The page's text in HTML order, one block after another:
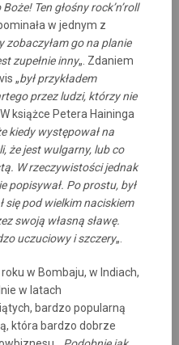
Ten głośny rock’n’roll
w jednym z
zobaczyłam go na planie
zupełnie inny„. Zdaniem
„był przykładem
przez ludzi, którzy nie
W książce Petera Haininga
kiedy występował na
że jest wulgarny, lub co
W rzeczywistości jednak
popisywał. Po prostu, był
się pod wielkim naciskiem
swoją własną sławę.
uczuciowy i szczery„.
w Bombaju, w Indiach,
w latach
bardzo popularną
która bardzo dobrze